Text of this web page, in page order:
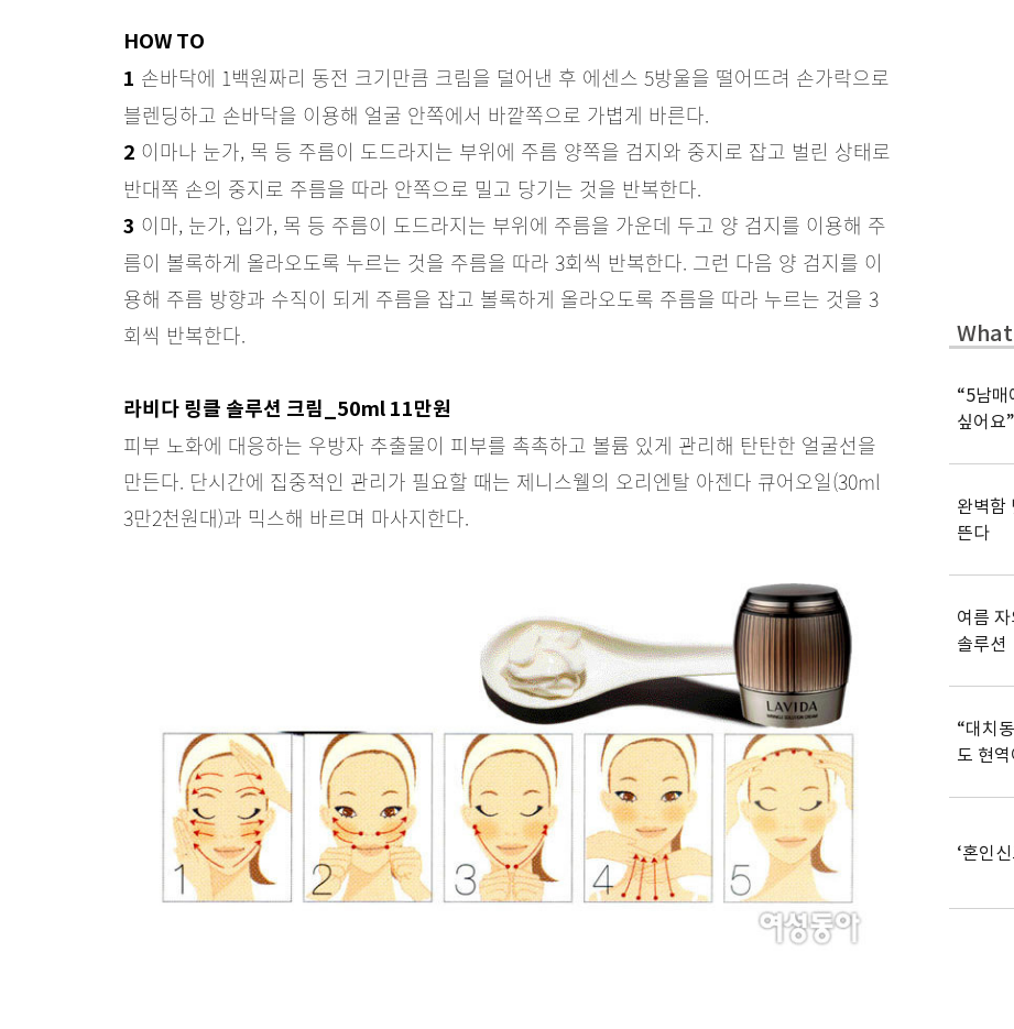
HOW TO
1 손바닥에 1백원짜리 동전 크기만큼 크림을 덜어낸 후 에센스 5방울을 떨어뜨려 손가락으로
블렌딩하고 손바닥을 이용해 얼굴 안쪽에서 바깥쪽으로 가볍게 바른다.
2 이마나 눈가, 목 등 주름이 도드라지는 부위에 주름 양쪽을 검지와 중지로 잡고 벌린 상태로
반대쪽 손의 중지로 주름을 따라 안쪽으로 밀고 당기는 것을 반복한다.
3 이마, 눈가, 입가, 목 등 주름이 도드라지는 부위에 주름을 가운데 두고 양 검지를 이용해 주
름이 볼록하게 올라오도록 누르는 것을 주름을 따라 3회씩 반복한다. 그런 다음 양 검지를 이
용해 주름 방향과 수직이 되게 주름을 잡고 볼록하게 올라오도록 주름을 따라 누르는 것을 3
회씩 반복한다.
라비다 링클 솔루션 크림_50ml 11만원
피부 노화에 대응하는 우방자 추출물이 피부를 촉촉하고 볼륨 있게 관리해 탄탄한 얼굴선을
만든다. 단시간에 집중적인 관리가 필요할 때는 제니스웰의 오리엔탈 아젠다 큐어오일(30ml
3만2천원대)과 믹스해 바르며 마사지한다.
“5남매
싶어요”
완벽함
뜬다
여름
솔루션
“대치
도 현
‘혼인